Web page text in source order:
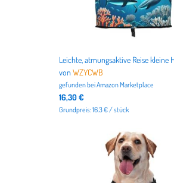
vonWZYCWB
gefunden beiAmazon Marketplace
16,30 €
Grundpreis: 16.3 € / stück